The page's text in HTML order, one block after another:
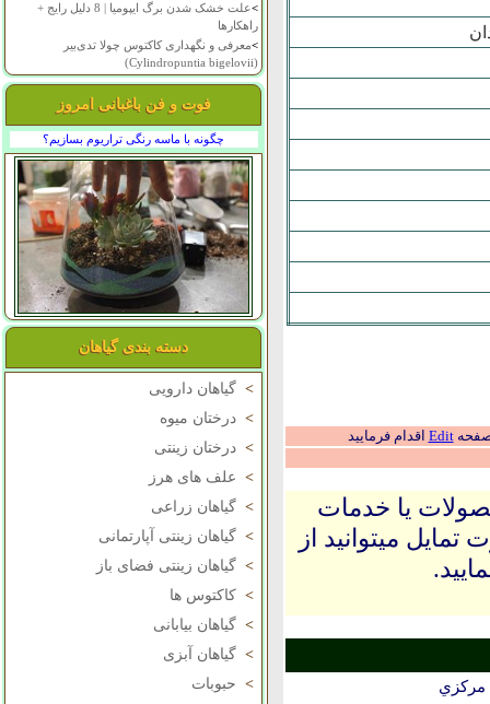
>
علت خشک شدن برگ ایپومیا | 8 دلیل رایج +
راهکارها
>معرفی و نگهداری کاکتوس چولا تدی‌بیر
(Cylindropuntia bigelovii)
فوت و فن باغبانی امروز
چگونه با ماسه رنگی تراریوم بسازیم؟
دسته بندی گیاهان
> گیاهان دارویی
> درختان میوه
> درختان زینتی
> علف های هرز
> گیاهان زراعی
> گیاهان زینتی آپارتمانی
> گیاهان زینتی فضای باز
> کاکتوس ها
> گیاهان بیابانی
> گیاهان آبزی
> حبوبات
صفحهEdit اقدام فرمایید
یا خدمات
میتوانید از
مركزي